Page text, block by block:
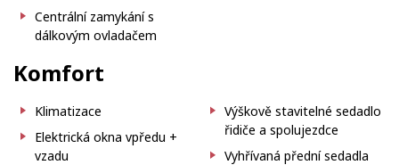
Centrální zamykání s
dálkovým ovladačem
Komfort
Klimatizace
Elektrická okna vpředu +
vzadu
Výškově stavitelné sedadlo
řidiče a spolujezdce
Vyhřívaná přední sedadla